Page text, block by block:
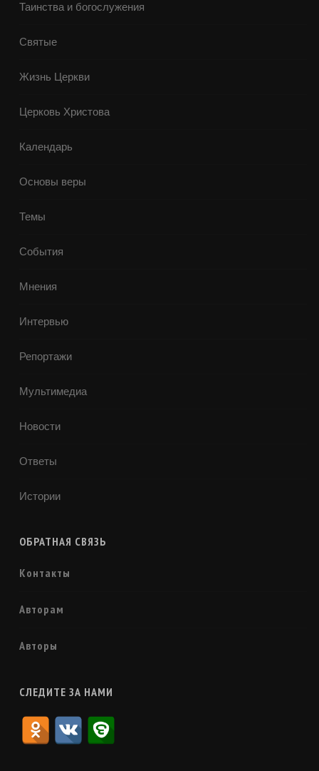
Таинства и богослужения
Святые
Жизнь Церкви
Церковь Христова
Календарь
Основы веры
Темы
События
Мнения
Интервью
Репортажи
Мультимедиа
Новости
Ответы
Истории
ОБРАТНАЯ СВЯЗЬ
Контакты
Авторам
Авторы
СЛЕДИТЕ ЗА НАМИ